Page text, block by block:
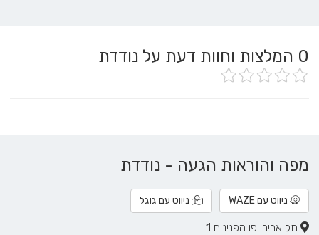
0 המלצות וחוות דעת על נודדת
מפה והוראות הגעה - נודדת
ניווט עם WAZE ניווט עם גוגל
תל אביב יפו הפנינים 1